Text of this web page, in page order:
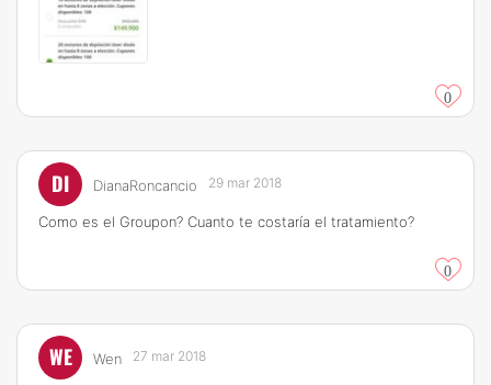
0
DI DianaRoncancio 29 mar 2018
Como es el Groupon? Cuanto te costaría el tratamiento?
0
WE Wen 27 mar 2018